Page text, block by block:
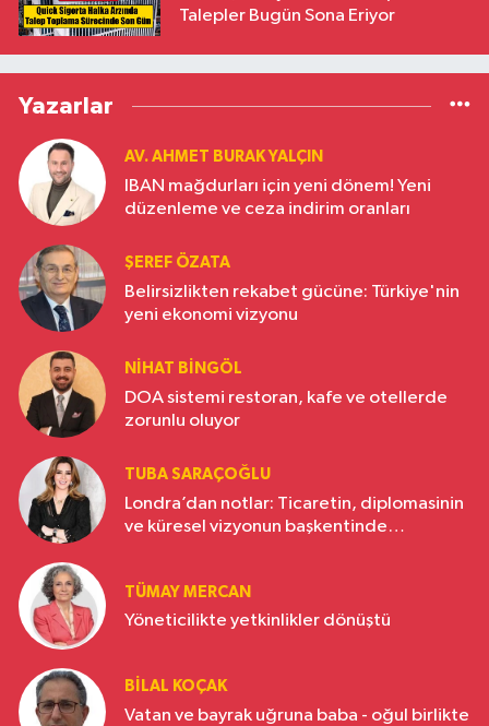
Talepler Bugün Sona Eriyor
Yazarlar
AV. AHMET BURAK YALÇIN
IBAN mağdurları için yeni dönem! Yeni
düzenleme ve ceza indirim oranları
ŞEREF ÖZATA
Belirsizlikten rekabet gücüne: Türkiye'nin
yeni ekonomi vizyonu
NIHAT BINGÖL
DOA sistemi restoran, kafe ve otellerde
zorunlu oluyor
TUBA SARAÇOĞLU
Londra’dan notlar: Ticaretin, diplomasinin
ve küresel vizyonun başkentinde
TÜMAY MERCAN
Yöneticilikte yetkinlikler dönüştü
BILAL KOÇAK
Vatan ve bayrak uğruna baba - oğul birlikte